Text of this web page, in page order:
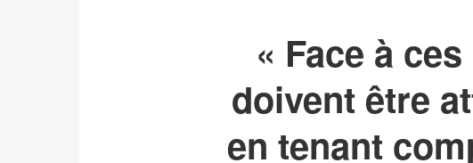
« Face à
doivent être
en tenant